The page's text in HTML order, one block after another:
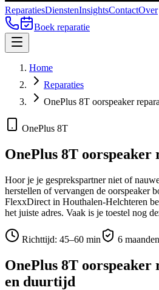
ReparatiesDienstenInsightsContactOver
Boek reparatie
Home
Reparaties
OnePlus 8T oorspeaker
OnePlus 8T
OnePlus 8T oorspeaker
Hoor je je gesprekspartner niet of
herstellen of vervangen de oorspeaker
FlexxDirect in Houthalen-Helchteren
het juiste adres. Vaak is je toestel nog
Richttijd: 45–60 min 6
OnePlus 8T oorspeaker
en duurtijd